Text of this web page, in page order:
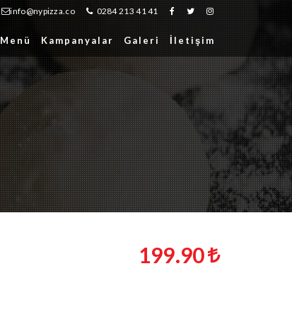
info@nypizza.co 0284 213 41 41
Menü Kampanyalar Galeri İletişim
199.90